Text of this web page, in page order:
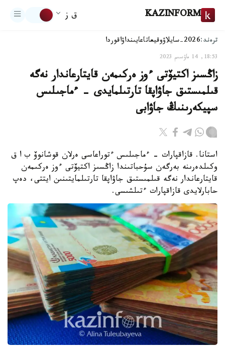
KAZINFORM ق ز
ترەند:2026-سايلاۋ وقيعاتاعايىنداۋاقوردا
18:53, 14 ماۋسىم 2023
زاڭسىز اكتيۆتى ءوز ەركىمەن قايتارعاندار نەگە
قىلمىستىق جاۋاپقا تارتىلمايدى - ءماجىلىس
سپيكەرىنىڭ جاۋابى
استانا. قازاقپارات - ءماجىلىس ءتوراعاسى ەرلان قوشانوۆ ب ا ق
وكىلدەرىنە بەرگەن سۇحباتىندا زاڭسىز اكتيۆتى ءوز ەركىمەن
قايتارعاندار نەگە قىلمىستىق جاۋاپقا تارتىلمايتىنىن ايتتى، دەپ
حابارلايدى قازاقپارات ءتىلشىسى.